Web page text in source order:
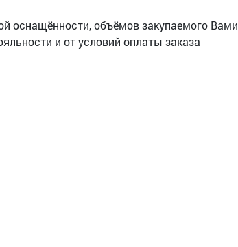
оснащённости, объёмов закупаемого Вами
и от условий оплаты заказа